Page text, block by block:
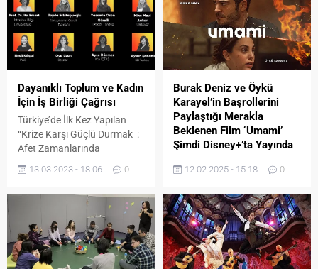
öğrenciler, RaDiChal 2023
yarışmasında bir araya geldi.
kültür-sanat alanı
temsilcileriyle bir araya geldi.
İzmir Büyükşehir Belediyesi
İzmir Akdeniz Akademisi,
İzmir Kültür Politikaları
çalışmalarını sürdürüyor.
Akdeniz Akademisi Kültür
Politikaları Çalışma Grubu,
kültür-sanat alanındaki
kurum...
Dayanıklı Toplum ve Kadın
İçin İş Birliği Çağrısı
Türkiye’de İlk Kez Yapılan
“Krize Karşı Güçlü Durmak :
Afet Zamanlarında
Kadınların Deneyimi”
Araştırmasının Sonuçları da
13.03.2023 - 18:06 0
Burak Deniz ve Öykü
Karayel’in Başrollerini
Paylaştığı Merakla
Beklenen Film ‘Umami’
Şimdi Disney+’ta Yayında
Disney+’ın ödüllü ve
birbirinden farklı yabancı
seneki ilk lokal orijinali
‘Umami’ filmi şimdi
Disney+’ta yayında…
Geçtiğimiz günlerde özel
gösterimi gerçekleşen ve
12.02.2025 - 15:18 0